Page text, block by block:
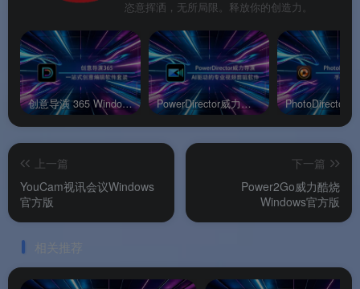
🛒与威力导演套装捆绑：常作为 PowerDirector
Ultimate / Suite 的附赠模块售卖，买剪辑送录屏直
播，性价比比单买 OBS+Camtasia 划算。
软件亮点
🌟 软件亮点
✅OBS 的易用版 + Camtasia 的剪辑力：OBS 硬
核但没剪辑，Camtasia 能剪但不能推流，这款三
件事一起干。
恣意挥洒，无所局限。释放你的创造力。
创意导演 365 Windows官方版 PowerDirector威力导演安卓官方版
上一篇
YouCam视讯会议Windows
官方版
下一篇
Power2Go威力酷烧
Windows官方版
相关推荐